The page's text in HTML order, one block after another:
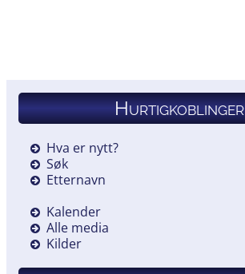
Hurtigkoblinger
Hva er nytt?
Søk
Etternavn
Kalender
Alle media
Kilder